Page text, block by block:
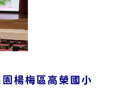
楊梅區高榮國小